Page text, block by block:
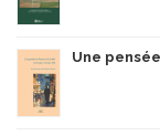
Une